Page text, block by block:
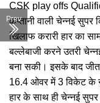
CSK play offs
कप्तानी वाली चेन्नई
खिलाफ करारी हार का
बल्लेबाजी करने उतरी
बना सकी। इसके बाद
16.4 ओवर में 3 विकेट के
हार के साथ ही चेन्नई
Prev